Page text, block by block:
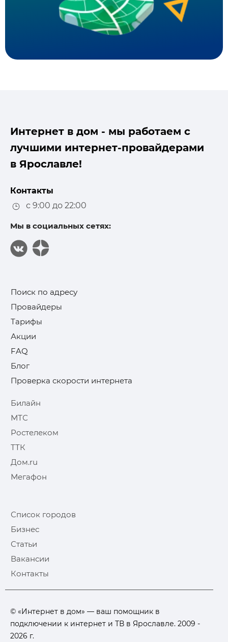
Интернет в дом - мы работаем с
лучшими интернет-провайдерами
в Ярославле!
Контакты
с 9:00 до 22:00
Мы в социальных сетях:
Поиск по адресу
Провайдеры
Тарифы
Акции
FAQ
Блог
Проверка скорости интернета
Билайн
МТС
Ростелеком
ТТК
Дом.ru
Мегафон
Список городов
Бизнес
Статьи
Вакансии
Контакты
© «Интернет в дом» — ваш помощник в
подключении к интернет и ТВ в Ярославле. 2009 -
2026 г.